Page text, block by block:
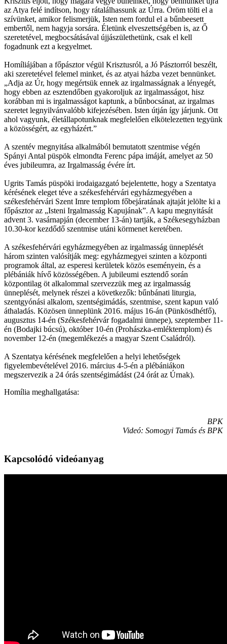
az Atya felé indítson, hogy rátalálhassunk az Úrra. Öröm tölti el a
szívünket, amikor felismerjük, Isten nem fordul el a bűnbeesett
embertől, nem hagyja sorsára. Életünk elveszettségében is, az Ő
szeretetével, megbocsátásával újjászülethetünk, csak el kell
fogadnunk ezt a kegyelmet.
Homíliájában a főpásztor végül Krisztusról, a Jó Pásztorról beszélt,
aki szeretetével felemel minket, és az atyai házba vezet bennünket.
„Adja az Úr, hogy megértsük ennek az irgalmasságnak a lényegét,
hogy ebben az esztendőben gyakoroljuk az irgalmasságot, hisz
korábban mi is irgalmasságot kaptunk, a bűnbocsánat, az irgalmas
szeretet legnyilvánvalóbb kifejezésében. Isten útján így járjunk. Ott
ahol vagyunk, életállapotunknak megfelelően elkötelezetten tegyünk
a közösségért, az egyházért.”
A szentév megnyitása alkalmából bemutatott szentmise végén
Spányi Antal püspök elmondta Ferenc pápa imáját, amelyet az 50
éves jubileumra, az Irgalmasság évére írt.
Ugrits Tamás püspöki irodaigazgató bejelentette, hogy a Szentatya
kérésének eleget téve a székesfehérvári egyházmegyében a
székesfehérvári Szent Imre templom főbejáratának ajtaját jelölte ki a
főpásztor az „Isteni Irgalmasság Kapujának”. A kapu megnyitását
advent 3. vasárnapján (december 13-án) tartják, a Székesegyházban
10.30-kor kezdődő szentmise utáni körmenet keretében.
A székesfehérvári egyházmegyében az irgalmasság ünneplését
három szinten valósítják meg: egyházmegyei szinten a központi
programok által, az esperesi kerületek közös eseményein, és a
plébániák hívő közösségében. A jubileumi esztendő során
központilag öt alkalommal szervezzük meg az irgalmasság
ünneplését, melynek részei a következők: bűnbánati liturgia,
szentgyónási alkalom, szentségimádás, szentmise, szent kapun való
áthaladás. Közösen ünneplünk 2016. május 16-án (Pünkösdhétfő),
augusztus 14-én (Székesfehérvár fogadalmi ünnepe), szeptember 11-
én (Bodajki búcsú), október 10-én (Prohászka-emléktemplom) és
november 12-én (megemlékezés a magyar Szent Családról).
A Szentatya kérésének megfelelően a helyi lehetőségek
figyelembevételével 2016. március 4-5-én a plébániákon
megszervezik a 24 órás szentségimádást (24 órát az Úrnak).
Homília meghallgatása:
BPK
Videó: Somogyi Tamás és BPK
Kapcsolódó videóanyag